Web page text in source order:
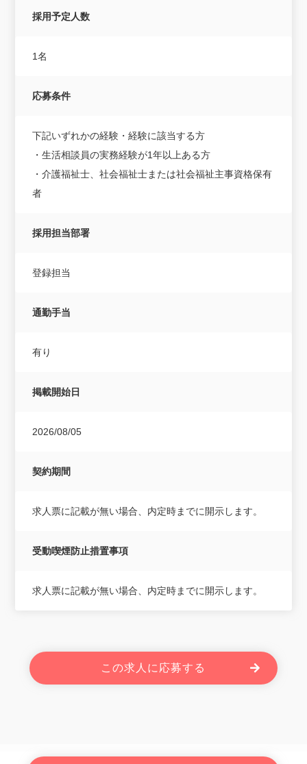
採用予定人数
1名
応募条件
下記いずれかの経験・経験に該当する方
・生活相談員の実務経験が1年以上ある方
・介護福祉士、社会福祉士または社会福祉主事資格保有
者
採用担当部署
登録担当
通勤手当
有り
掲載開始日
2026/08/05
契約期間
求人票に記載が無い場合、内定時までに開示します。
受動喫煙防止措置事項
求人票に記載が無い場合、内定時までに開示します。
この求人に応募する